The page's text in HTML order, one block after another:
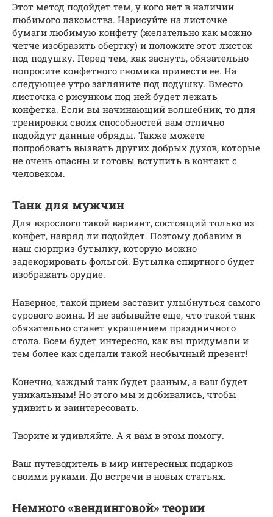
Этот метод подойдет тем, у кого нет в наличии
любимого лакомства. Нарисуйте на листочке
бумаги любимую конфету (желательно как можно
четче изобразить обертку) и положите этот листок
под подушку. Перед тем, как заснуть, обязательно
попросите конфетного гномика принести ее. На
следующее утро загляните под подушку. Вместо
листочка с рисунком под ней будет лежать
конфетка. Если вы начинающий волшебник, то для
тренировки своих способностей вам отлично
подойдут данные обряды. Также можете
попробовать вызвать других добрых духов, которые
не очень опасны и готовы вступить в контакт с
человеком.
Танк для мужчин
Для взрослого такой вариант, состоящий только из
конфет, навряд ли подойдет. Поэтому добавим в
наш сюрприз бутылку, которую можно
задекорировать фольгой. Бутылка спиртного будет
изображать орудие.
Наверное, такой прием заставит улыбнуться самого
сурового воина. И не забывайте еще, что такой танк
обязательно станет украшением праздничного
стола. Всем будет интересно, как вы придумали и
тем более как сделали такой необычный презент!
Конечно, каждый танк будет разным, а ваш будет
уникальным! Но этого мы и добивались, чтобы
удивить и заинтересовать.
Творите и удивляйте. А я вам в этом помогу.
Ваш путеводитель в мир интересных подарков
своими руками. До встречи в новых статьях.
Немного «вендинговой» теории